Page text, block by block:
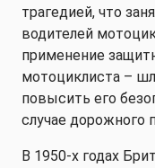
трагедией, что
водителей
применение
мотоциклиста –
повысить его
случае дорожного
В 1950-х годах